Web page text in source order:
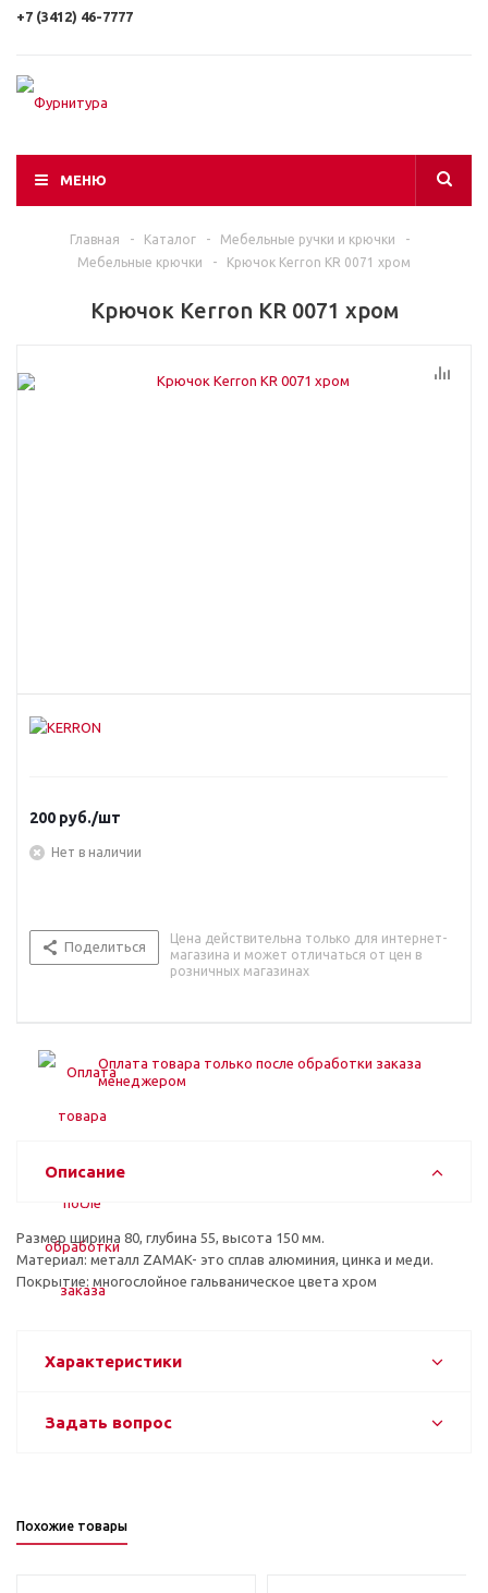
+7 (3412) 46-7777
МЕНЮ
Главная - Каталог - Мебельные ручки и крючки
-
Мебельные крючки
- Крючок Kerron KR 0071 хром
Крючок Kerron KR 0071 хром
200 руб./шт
Нет в наличии
Поделиться
Цена действительна только для интернет-
магазина и может отличаться от цен в
розничных магазинах
Оплата товара только после обработки заказа
менеджером
Описание
Размер ширина 80, глубина 55, высота 150 мм.
Материал: металл ZAMAK- это сплав алюминия, цинка и меди.
Покрытие: многослойное гальваническое цвета хром
Характеристики
Задать вопрос
Похожие товары